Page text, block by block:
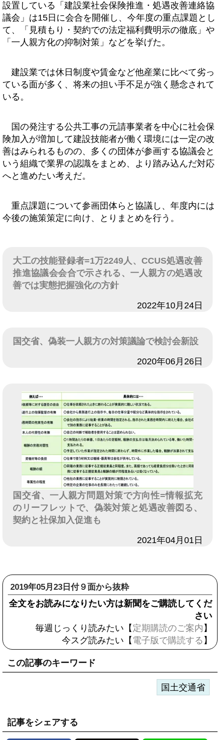
設置している「建設業社会保険推進・処遇改善連絡協
議会」は15日に会合を開催し、今年度の重点課題とし
て、「見積もり・契約での法定福利費明示の徹底」や
「一人親方化の抑制対策」などを挙げた。
建設業では休日制度や賃金など他産業に比べて劣っ
ている面が多く、将来の担い手不足が強く懸念されて
いる。
国の発注する公共工事の元請事業者を中心に社会保
険加入が増加して建設技能者が働く環境には一定の改
善はみられるものの、多くの団体が参画する協議会と
いう組織で業界の認識をまとめ、より踏み込んだ対応
へと進めたい考えだ。
重点課題について参画団体らと協議し、年度内には
今後の施策策定に向け、とりまとめを行う。
大工の技能登録者=1万2249人、CCUS処遇改善
推進協議会会合で示される、一人親方の処遇改
善では実態把握強化の方針
2022年10月24日
国交省、偽装一人親方の対策議論で検討会新設
2020年06月26日
国交省、一人親方問題対策で方向性=情報拡充
のリーフレットで、偽装対策と処遇改善図る、
契約と社保加入促進も
2021年04月01日
2019年05月23日付９面から抜粋
全文をお読みになりたい方は新聞をご購読してくだ
さい
毎週じっくり読みたい【 定期購読のご案内 】
今スグ読みたい【 電子版で購読する 】
この記事のキーワード
国土交通省
記事をシェアする